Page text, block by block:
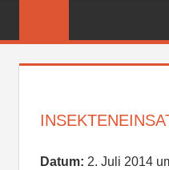
Datum: 2. Juli 2014